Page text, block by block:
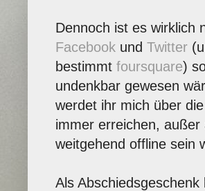
Dennoch ist es wirklich
Facebook und Twitter
bestimmt foursquare)
undenkbar gewesen
werdet ihr mich über
immer erreichen,
weitgehend offline sein
Als Abschiedsgeschenk